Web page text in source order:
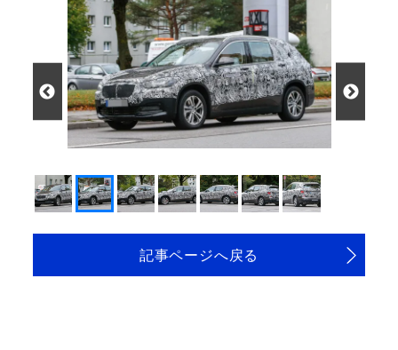
記事ページへ戻る